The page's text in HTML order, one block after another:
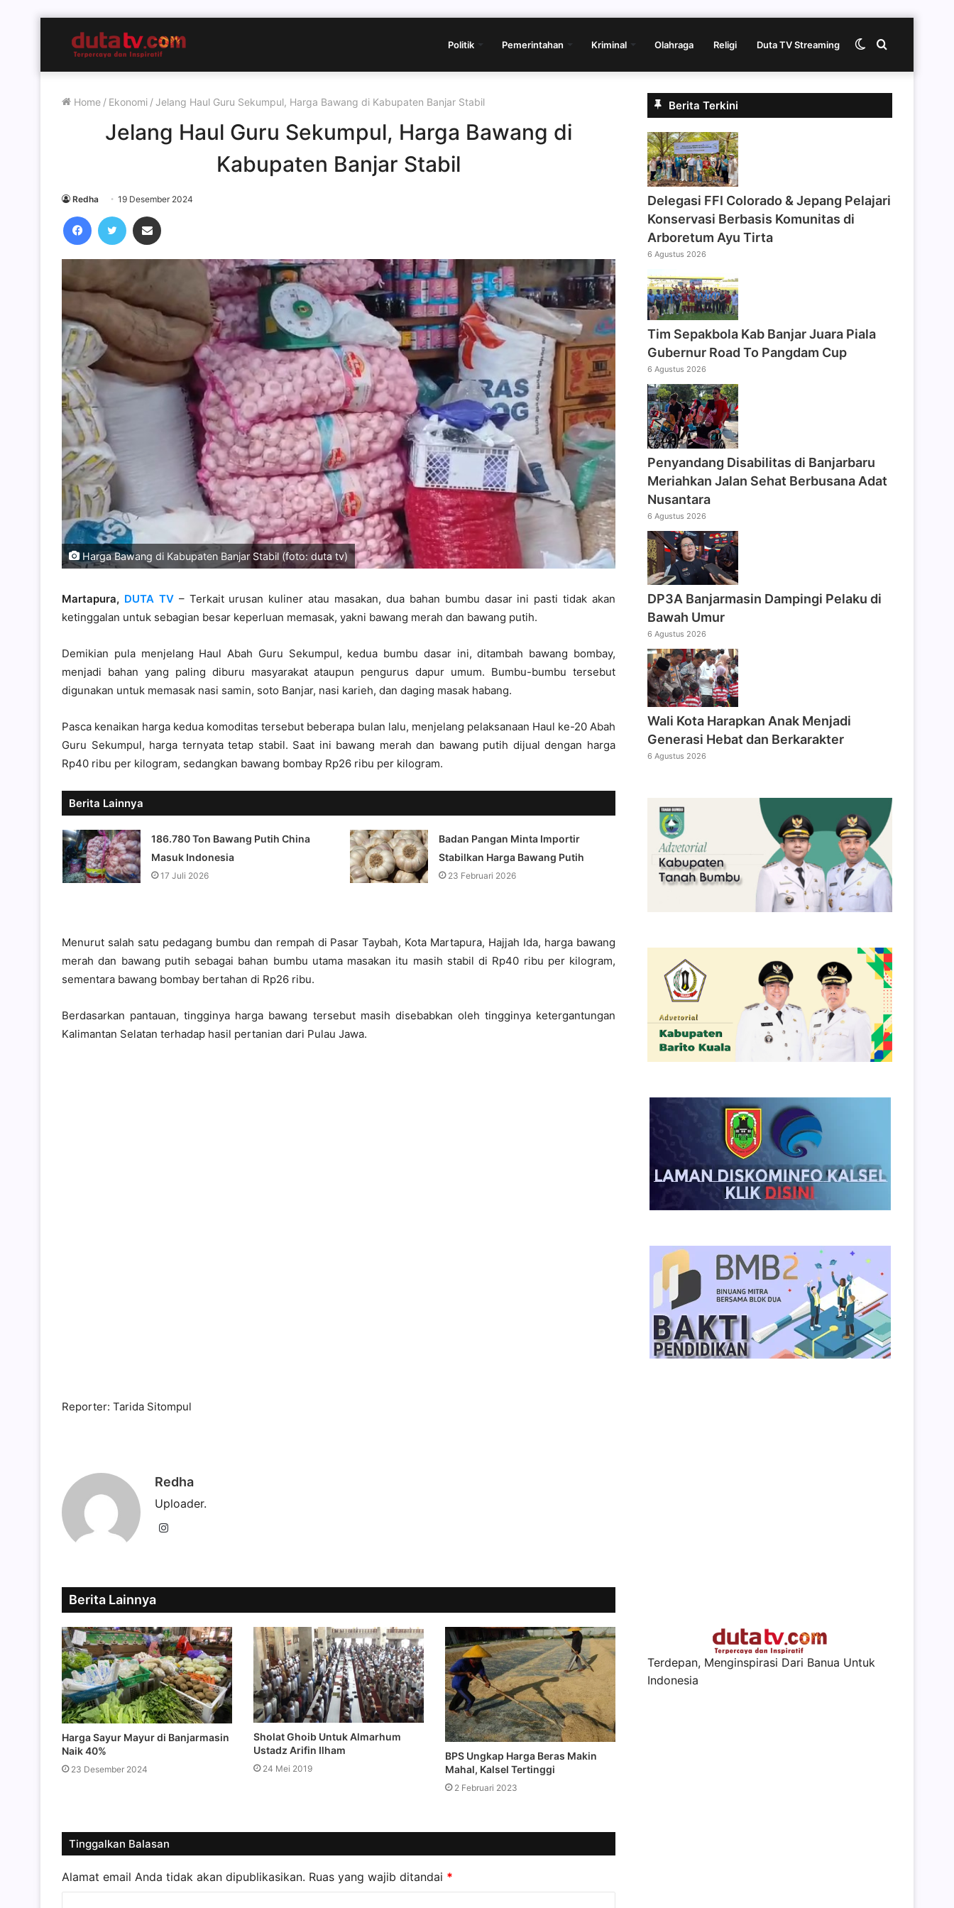
Politik Pemerintahan Kriminal Olahraga Religi Duta TV Streaming Cari
Switch
Home / Ekonomi /Jelang Haul Guru Sekumpul, Harga Bawang di Kabupaten Banjar Stabil
Jelang Haul Guru Sekumpul, Harga Bawang di
Kabupaten Banjar Stabil
Redha 19 Desember 2024
FacebookTwitter
Harga Bawang di Kabupaten Banjar Stabil (foto: duta tv)
Martapura, DUTA TV– Terkait urusan kuliner atau masakan, dua bahan bumbu dasar ini pasti tidak akan
ketinggalan untuk sebagian besar keperluan memasak, yakni bawang merah dan bawang putih.
Demikian pula menjelang Haul Abah Guru Sekumpul, kedua bumbu dasar ini, ditambah bawang bombay,
menjadi bahan yang paling diburu masyarakat ataupun pengurus dapur umum. Bumbu-bumbu tersebut
digunakan untuk memasak nasi samin, soto Banjar, nasi karieh, dan daging masak habang.
Pasca kenaikan harga kedua komoditas tersebut beberapa bulan lalu, menjelang pelaksanaan Haul ke-20 Abah
Guru Sekumpul, harga ternyata tetap stabil. Saat ini bawang merah dan bawang putih dijual dengan harga
Rp40 ribu per kilogram, sedangkan bawang bombay Rp26 ribu per kilogram.
Berita Lainnya
186.780 Ton Bawang Putih China
Masuk Indonesia
17 Juli 2026
Badan Pangan Minta Importir
Stabilkan Harga Bawang Putih
23 Februari 2026
Menurut salah satu pedagang bumbu dan rempah di Pasar Taybah, Kota Martapura, Hajjah Ida, harga bawang
merah dan bawang putih sebagai bahan bumbu utama masakan itu masih stabil di Rp40 ribu per kilogram,
sementara bawang bombay bertahan di Rp26 ribu.
Berdasarkan pantauan, tingginya harga bawang tersebut masih disebabkan oleh tingginya ketergantungan
Kalimantan Selatan terhadap hasil pertanian dari Pulau Jawa.
Reporter: Tarida Sitompul
Redha
Uploader.
Instagram
Berita Lainnya
Harga Sayur Mayur di Banjarmasin
Naik 40%
23 Desember 2024
Sholat Ghoib Untuk Almarhum
Ustadz Arifin Ilham
24 Mei 2019
BPS Ungkap Harga Beras Makin
Mahal, Kalsel Tertinggi
2 Februari 2023
Tinggalkan Balasan
Alamat email Anda tidak akan dipublikasikan. Ruas yang wajib ditandai *
Berita Terkini
Delegasi FFI Colorado & Jepang Pelajari
Konservasi Berbasis Komunitas di
Arboretum Ayu Tirta
6 Agustus 2026
Tim Sepakbola Kab Banjar Juara Piala
Gubernur Road To Pangdam Cup
6 Agustus 2026
Penyandang Disabilitas di Banjarbaru
Meriahkan Jalan Sehat Berbusana Adat
Nusantara
6 Agustus 2026
DP3A Banjarmasin Dampingi Pelaku di
Bawah Umur
6 Agustus 2026
Wali Kota Harapkan Anak Menjadi
Generasi Hebat dan Berkarakter
6 Agustus 2026
Terdepan, Menginspirasi Dari Banua Untuk
Indonesia